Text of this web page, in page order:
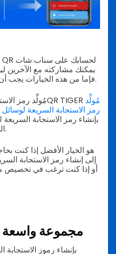
يمكنك مشاركته مع الآخرين
فإما من هذه الخيارات يجب أن تعمل بشكل جيد بالنسبة لك.
مُولِّد رمز الاستجابة السريعة لسناب شات وQR TIGER مُولِّد
رمز الاستجابة السريعة
بإنشاء رمز الاستجابة
الخيارين سهل الاستخدام نسبياً.
إلى إنشاء رمز الاستجابة
أو إذا كنت ترغب في تخصيص
مجموعة واسعة